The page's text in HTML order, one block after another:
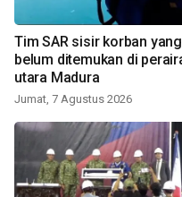
Tim SAR sisir korban yang
belum ditemukan di
utara Madura
Jumat, 7 Agustus 2026